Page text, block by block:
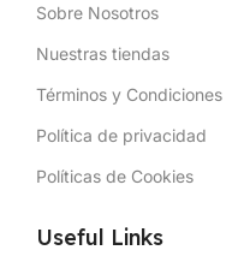
Sobre Nosotros
Nuestras tiendas
Términos y Condiciones
Política de privacidad
Políticas de Cookies
Useful Links